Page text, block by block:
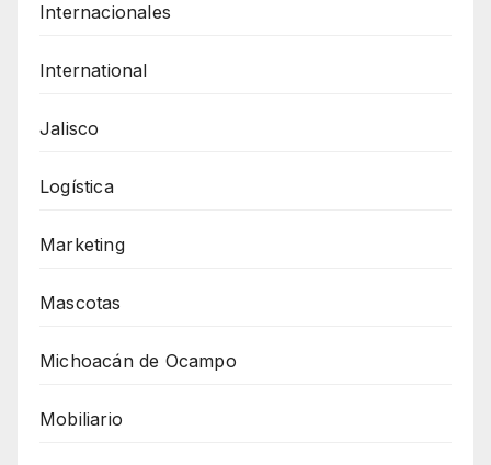
Internacionales
International
Jalisco
Logística
Marketing
Mascotas
Michoacán de Ocampo
Mobiliario